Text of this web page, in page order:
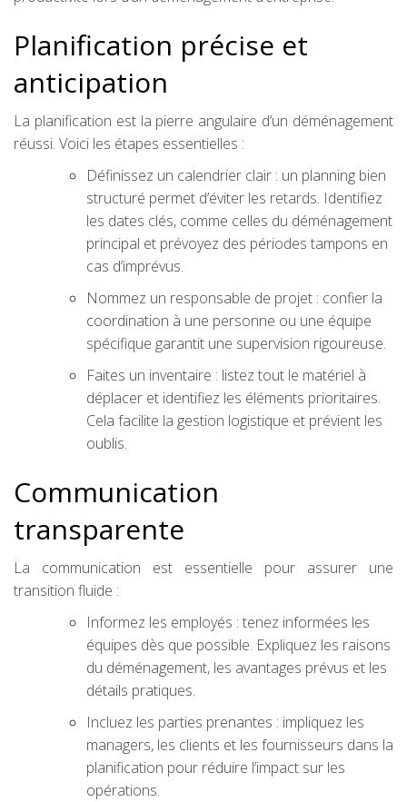
Planification précise et
anticipation
La planification est la pierre angulaire d’un déménagement
réussi. Voici les étapes essentielles :
Définissez un calendrier clair : un planning bien
structuré permet d’éviter les retards. Identifiez
les dates clés, comme celles du déménagement
principal et prévoyez des périodes tampons en
cas d’imprévus.
Nommez un responsable de projet : confier la
coordination à une personne ou une équipe
spécifique garantit une supervision rigoureuse.
Faites un inventaire : listez tout le matériel à
déplacer et identifiez les éléments prioritaires.
Cela facilite la gestion logistique et prévient les
oublis.
Communication
transparente
La communication est essentielle pour assurer une
transition fluide :
Informez les employés : tenez informées les
équipes dès que possible. Expliquez les raisons
du déménagement, les avantages prévus et les
détails pratiques.
Incluez les parties prenantes : impliquez les
managers, les clients et les fournisseurs dans la
planification pour réduire l’impact sur les
opérations.